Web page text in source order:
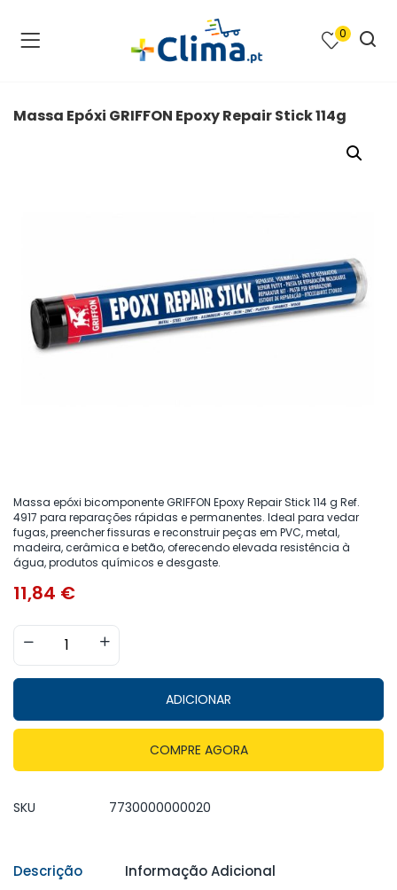
0
Massa Epóxi GRIFFON Epoxy Repair Stick 114g
Massa epóxi bicomponente GRIFFON Epoxy Repair Stick 114 g Ref.
4917 para reparações rápidas e permanentes. Ideal para vedar
fugas, preencher fissuras e reconstruir peças em PVC, metal,
madeira, cerâmica e betão, oferecendo elevada resistência à
água, produtos químicos e desgaste.
11,84 €
ADICIONAR
COMPRE AGORA
SKU 7730000000020
Descrição Informação Adicional